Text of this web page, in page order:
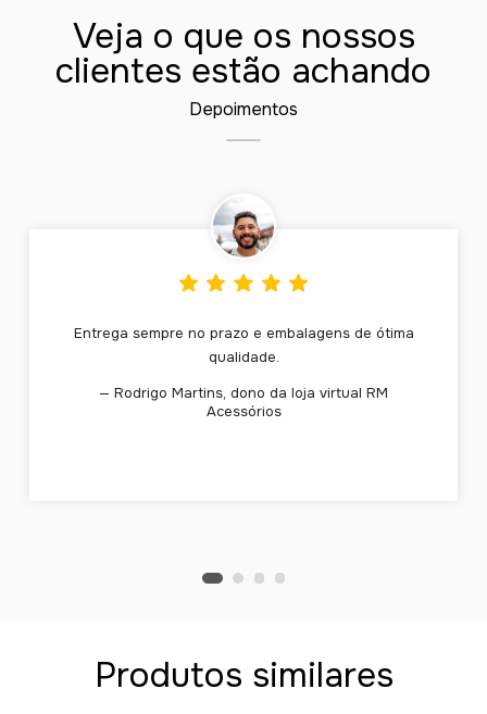
Veja o que os nossos
clientes estão achando
Depoimentos
Entrega sempre no prazo e embalagens de ótima
qualidade.
— Rodrigo Martins, dono da loja virtual RM
Acessórios
Produtos similares